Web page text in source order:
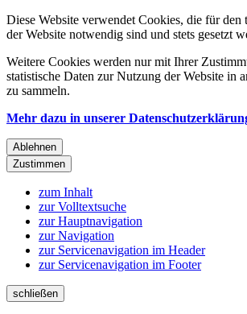
Diese Website verwendet Cookies, die für den
der Website notwendig sind und stets gesetzt
Weitere Cookies werden nur mit Ihrer
statistische Daten zur Nutzung der Website in
zu sammeln.
Mehr dazu in unserer
Ablehnen
Zustimmen
zum Inhalt
zur Volltextsuche
zur Hauptnavigation
zur Navigation
zur Servicenavigation im Header
zur Servicenavigation im Footer
schließen